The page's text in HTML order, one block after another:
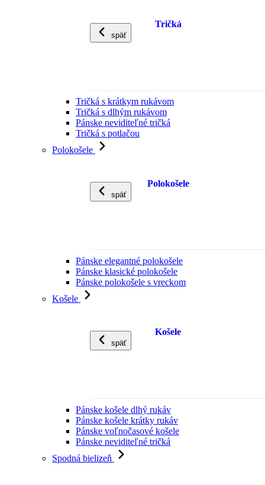
späť
Tričká
Tričká s krátkym rukávom
Tričká s dlhým rukávom
Pánske neviditeľné tričká
Tričká s potlačou
Polokošele
späť
Polokošele
Pánske elegantné polokošele
Pánske klasické polokošele
Pánske polokošele s vreckom
Košele
späť
Košele
Pánske košele dlhý rukáv
Pánske košele krátky rukáv
Pánske voľnočasové košele
Pánske neviditeľné tričká
Spodná bielizeň